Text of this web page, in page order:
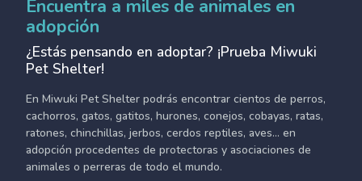
Encuentra a miles de animales en
adopción
¿Estás pensando en adoptar? ¡Prueba Miwuki
Pet Shelter!
En Miwuki Pet Shelter podrás encontrar cientos de perros,
cachorros, gatos, gatitos, hurones, conejos, cobayas, ratas,
ratones, chinchillas, jerbos, cerdos reptiles, aves... en
adopción procedentes de protectoras y asociaciones de
animales o perreras de todo el mundo.